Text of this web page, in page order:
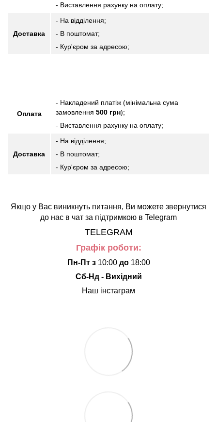
- Виставлення рахунку на оплату;
Доставка
- На відділення;
- В поштомат;
- Кур'єром за адресою;
Оплата
- Накладений платіж (мінімальна сума
замовлення 500 грн);
- Виставлення рахунку на оплату;
Доставка
- На відділення;
- В поштомат;
- Кур'єром за адресою;
Якщо у Вас виникнуть питання, Ви можете звернутися
до нас в чат за підтримкою в Telegram
TELEGRAM
Графік роботи:
Пн-Пт з 10:00до 18:00
Сб-Нд - Вихідний
Наш інстаграм